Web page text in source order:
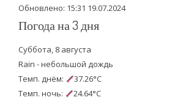
Обновлено: 15:31 19.07.2024
Погода на 3 дня
Суббота, 8 августа
Rain - небольшой дождь
Темп. днём:
37.26°C
Темп. ночь:
24.64°C